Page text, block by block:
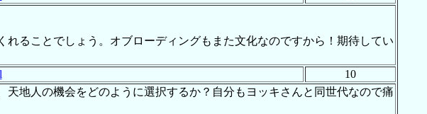
ることでしょう。オブローディングもまた文化なのですから！期待してい
10
地人の機会をどのように選択するか？自分もヨッキさんと同世代なので痛